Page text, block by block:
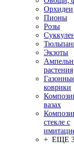
Орхидеи
Пионы
Розы
Экзоты
растения
коврики
вазах
стекле с
+ ЕЩЕ